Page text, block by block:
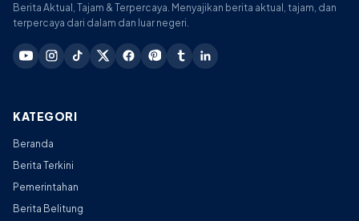
Berita Aktual, Tajam & Terpercaya. Menyajikan berita aktual, tajam, dan
terpercaya dari dalam dan luar negeri.
KATEGORI
Beranda
Berita Terkini
Pemerintahan
Berita Belitung